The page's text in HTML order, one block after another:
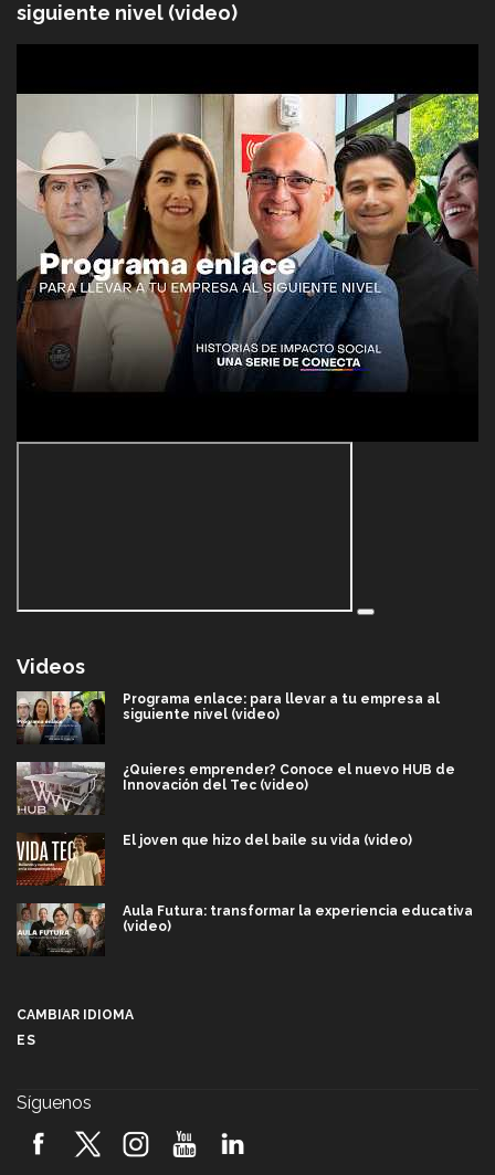
siguiente nivel (video)
Videos
Programa enlace: para llevar a tu empresa al
siguiente nivel (video)
¿Quieres emprender? Conoce el nuevo HUB de
Innovación del Tec (video)
El joven que hizo del baile su vida (video)
Aula Futura: transformar la experiencia educativa
(video)
2026! (video)
CAMBIAR IDIOMA
ES
Síguenos